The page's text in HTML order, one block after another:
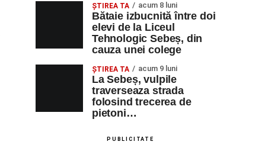
ŞTIREA TA acum 8 luni
Bătaie izbucnită între doi
elevi de la Liceul
Tehnologic Sebeș, din
cauza unei colege
ŞTIREA TA acum 9 luni
La Sebeș, vulpile
traverseaza strada
folosind trecerea de
pietoni…
PUBLICITATE